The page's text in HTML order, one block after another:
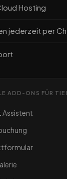
Hosting
jederzeit per
ADD-ONS FÜR
Assistent